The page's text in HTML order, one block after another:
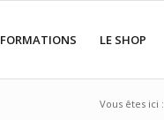
FORMATIONS LE SHOP
Vous êtes ici :